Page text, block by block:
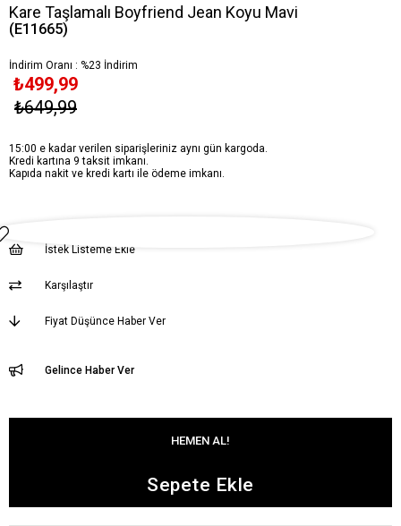
Kare Taşlamalı Boyfriend Jean Koyu Mavi
(E11665)
İndirim Oranı : %23 İndirim
₺649,99
₺499,99
15:00 e kadar verilen siparişleriniz aynı gün kargoda.
Kredi kartına 9 taksit imkanı.
Kapıda nakit ve kredi kartı ile ödeme imkanı.
İstek Listeme Ekle
Karşılaştır
Fiyat Düşünce Haber Ver
Gelince Haber Ver